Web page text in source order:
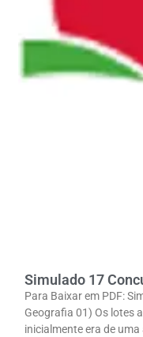
Simulado 17
Para Baixar em PDF:
Geografia 01) Os lotes
inicialmente era de uma